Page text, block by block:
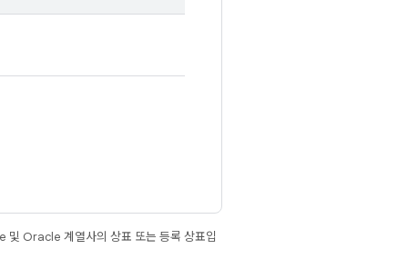
및 Oracle 계열사의 상표 또는 등록 상표입